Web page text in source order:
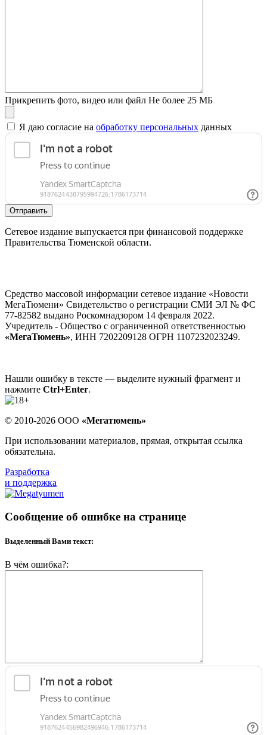
Прикрепить фото, видео или файл Не более 25 МБ
Я даю согласие на обработку персональных данных
Отправить
Сетевое издание выпускается при финансовой поддержке
Правительства Тюменской области.
Средство массовой информации сетевое издание «Новости
МегаТюмени» Свидетельство о регистрации СМИ ЭЛ № ФС
77-82582 выдано Роскомнадзором 14 февраля 2022.
Учредитель - Общество с ограниченной ответственностью
«МегаТюмень», ИНН 7202209128 ОГРН 1107232023249.
Нашли ошибку в тексте — выделите нужный фрагмент и
нажмите Ctrl+Enter.
© 2010-2026 ООО «Мегатюмень»
При использовании материалов, прямая, открытая ссылка
обязательна.
Разработка
и поддержка
Сообщение об ошибке на странице
Выделенный Вами текст:
В чём ошибка?: